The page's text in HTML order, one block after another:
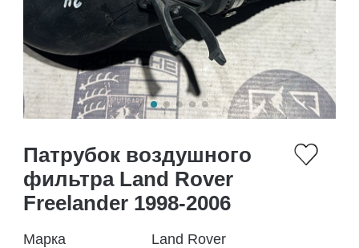
Патрубок воздушного
фильтра Land Rover
Freelander 1998-2006
Марка
Land Rover